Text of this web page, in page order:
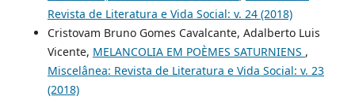
Revista de Literatura e Vida Social: v. 24 (2018)
Cristovam Bruno Gomes Cavalcante, Adalberto Luis
Vicente, MELANCOLIA EM POÈMES SATURNIENS ,
Miscelânea: Revista de Literatura e Vida Social: v. 23
(2018)